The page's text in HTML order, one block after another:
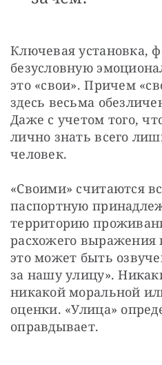
Ключевая установка,
безусловную
это «свои». Причем
здесь весьма
Даже с учетом того,
лично знать всего
человек.
«Своими» считаются
паспортную
территорию
расхожего выражения
это может быть
за нашу улицу».
никакой моральной
оценки. «Улица»
оправдывает.